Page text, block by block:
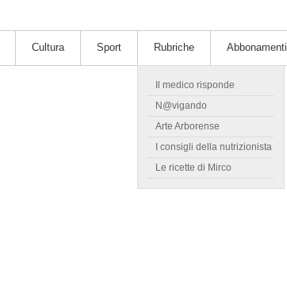
Cultura Sport Rubriche
Il medico risponde
N@vigando
Arte Arborense
I consigli della nutrizionista
Le ricette di Mirco
Abbonamenti